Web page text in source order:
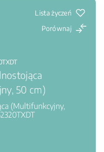
Lista życzeń
Porównaj
50 cm)